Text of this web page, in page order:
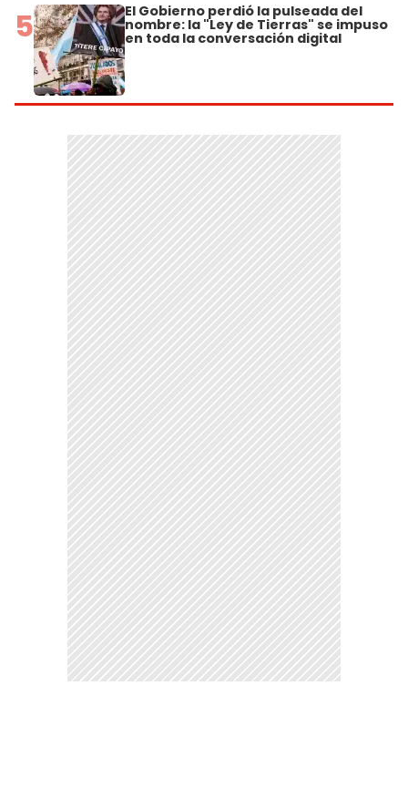
5 El Gobierno perdió la pulseada del
nombre: la "Ley de Tierras" se impuso
en toda la conversación digital